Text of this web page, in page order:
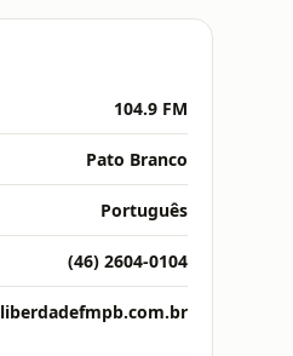
104.9 FM
Pato Branco
Português
(46) 2604-0104
liberdadefmpb.com.br